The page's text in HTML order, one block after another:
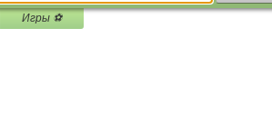
Игры ⚽